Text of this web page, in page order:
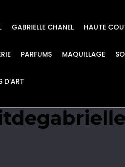
GABRIELLE CHANEL HAUTE
PARFUMS MAQUILLAGE
D’ART